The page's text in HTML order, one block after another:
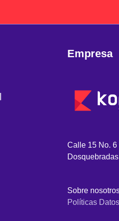
Empresa
Calle 15 No. 6
Sobre
Políticas